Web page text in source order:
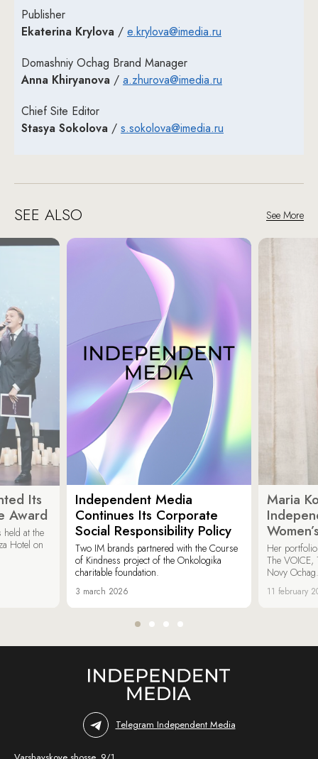
Publisher
Ekaterina Krylova / e.krylova@imedia.ru
Domashniy Ochag Brand Manager
Anna Khiryanova / a.zhurova@imedia.ru
Chief Site Editor
Stasya Sokolova / s.sokolova@imedia.ru
SEE ALSO See More
Its
Award
held at the
Hotel on
Independent Media
Continues Its Corporate
Social Responsibility Policy
Two IM brands partnered with the Course
of Kindness project of the Onkologika
charitable foundation.
3 march 2026
Maria
Her
The VOICE,
Novy Ochag.
11 february
Telegram Independent Media